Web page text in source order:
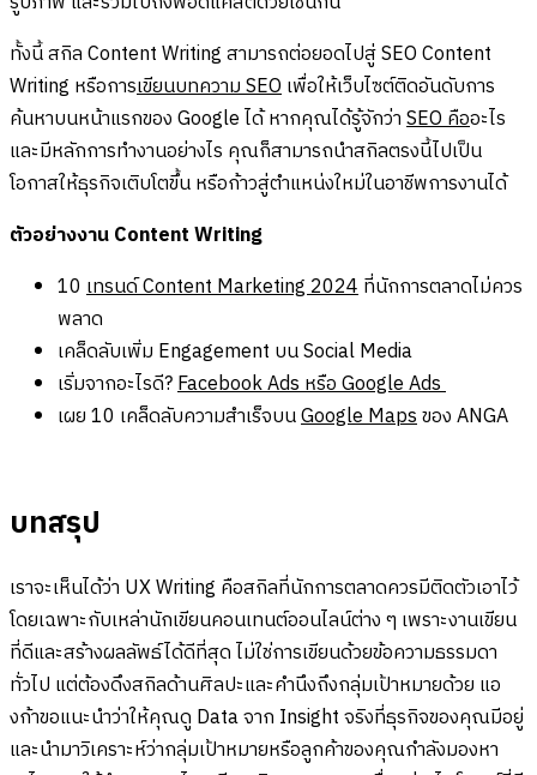
ทั้งนี้ สกิล Content Writing สามารถต่อยอดไปสู่ SEO Content
Writing หรือการเขียนบทความ SEOเพื่อให้เว็บไซต์ติดอันดับการ
ค้นหาบนหน้าแรกของ Google ได้ หากคุณได้รู้จักว่าSEO คืออะไร
และมีหลักการทำงานอย่างไร คุณก็สามารถนำสกิลตรงนี้ไปเป็น
โอกาสให้ธุรกิจเติบโตขึ้น หรือก้าวสู่ตำแหน่งใหม่ในอาชีพการงานได้
ตัวอย่างงาน Content Writing
10 เทรนด์ Content Marketing 2024ที่นักการตลาดไม่ควร
พลาด
เคล็ดลับเพิ่ม Engagement บน Social Media
เริ่มจากอะไรดี?Facebook Ads หรือ Google Ads
เผย 10 เคล็ดลับความสำเร็จบนGoogle Mapsของ ANGA
บทสรุป
เราจะเห็นได้ว่า UX Writing คือสกิลที่นักการตลาดควรมีติดตัวเอาไว้
โดยเฉพาะกับเหล่านักเขียนคอนเทนต์ออนไลน์ต่าง ๆ เพราะงานเขียน
ที่ดีและสร้างผลลัพธ์ได้ดีที่สุด ไม่ใช่การเขียนด้วยข้อความธรรมดา
ทั่วไป แต่ต้องดึงสกิลด้านศิลปะและคำนึงถึงกลุ่มเป้าหมายด้วย แอ
งก้าขอแนะนำว่าให้คุณดู Data จาก Insight จริงที่ธุรกิจของคุณมีอยู่
และนำมาวิเคราะห์ว่ากลุ่มเป้าหมายหรือลูกค้าของคุณกำลังมองหา